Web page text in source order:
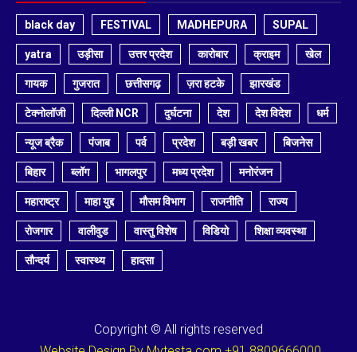
black day FESTIVAL MADHEPURA SUPAL
yatra उड़ीसा उत्तर प्रदेश कारोबार क्राइम खेल
गायक गुजरात छत्तीसगढ़ ज़रा हटके झारखंड
टेक्नोलॉजी दिल्ली NCR दुर्घटना देश देश विदेश धर्म
न्यूज ब्रैक पंजाब पर्व प्रदेश बड़ी खबर बिजनेस
बिहार ब्लॉग भागलपुर मध्य प्रदेश मनोरंजन
महाराष्ट्र माहा युद्द मौसम विभाग राजनीति राज्य
रोजगार वालीवुड वास्तु विशेष विडियो शिक्षा व्यवस्था
सौन्दर्य स्वास्थ्य हादसा
Copyright © All rights reserved